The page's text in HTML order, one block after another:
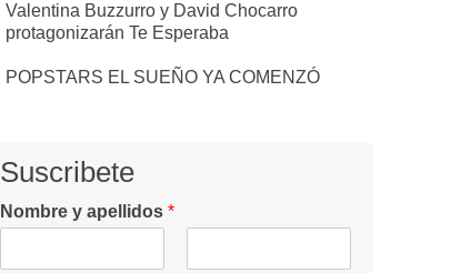
Valentina Buzzurro y David Chocarro
protagonizarán Te Esperaba
POPSTARS EL SUEÑO YA COMENZÓ
Suscribete
Nombre y apellidos *